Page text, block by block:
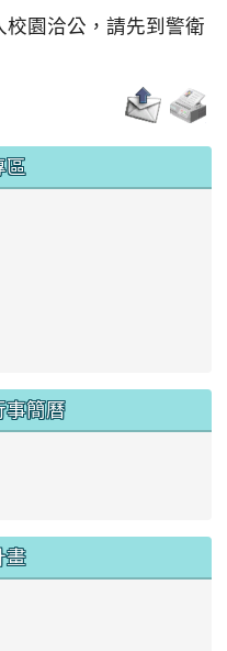
園洽公，請先到警衛
區
事簡曆
畫